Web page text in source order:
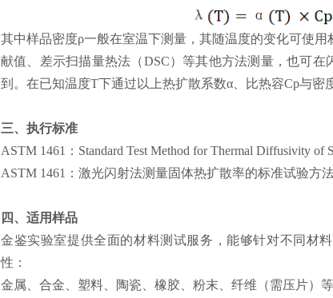
其中样品密度ρ一般在室温下测量，其随温度的变化可使
献值、差示扫描量热法（DSC）等其他方法测量，也可
到。在已知温度T下通过以上热扩散系数α、比热容Cp与密
三、执行标准
ASTM 1461：Standard Test Method for Thermal Diffusivity of
ASTM 1461：激光闪射法测量固体热扩散率的标准试验方
四、适用样品
金鉴实验室提供全面的材料测试服务，能够针对不同材
性：
金属、合金、塑料、陶瓷、橡胶、粉末、纤维（需压片）